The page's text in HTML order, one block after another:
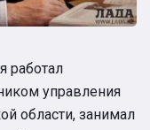
работал
управления
области, занимал